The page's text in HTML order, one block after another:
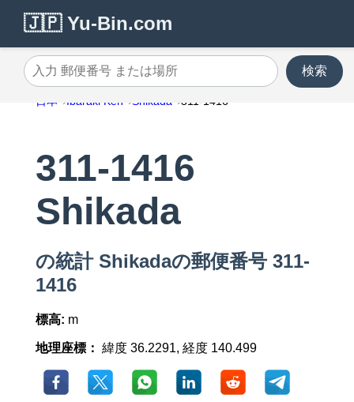
🇯🇵 Yu-Bin.com
入力 郵便番号 または場所
検索
日本 Ibaraki Ken Shikada 311-1416
311-1416
Shikada
の統計 Shikadaの郵便番号 311-
1416
標高: m
地理座標： 緯度 36.2291, 経度 140.499